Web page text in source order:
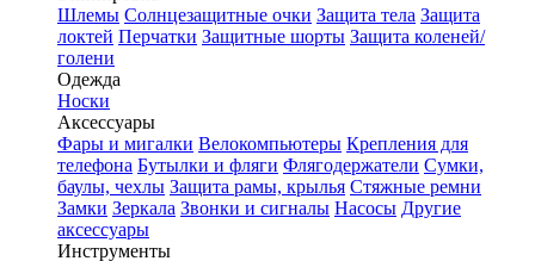
Шлемы Солнцезащитные очки Защита тела Защита
локтей Перчатки Защитные шорты Защита коленей/
голени
Одежда
Носки
Аксессуары
Фары и мигалки Велокомпьютеры Крепления для
телефона Бутылки и фляги Флягодержатели Сумки,
баулы, чехлы Защита рамы, крылья Стяжные ремни
Замки Зеркала Звонки и сигналы Насосы Другие
аксессуары
Инструменты